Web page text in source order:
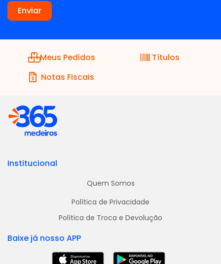
Meus Pedidos
Títulos
Notas Fiscais
Institucional
Quem Somos
Política de Privacidade
Política de Troca e Devolução
Baixe já nosso APP